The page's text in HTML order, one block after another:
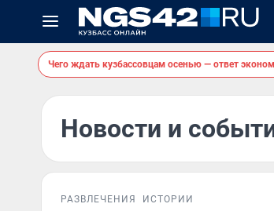
Чего ждать кузбассовцам осенью — ответ
Новости и
РАЗВЛЕЧЕНИЯ ИСТОРИИ